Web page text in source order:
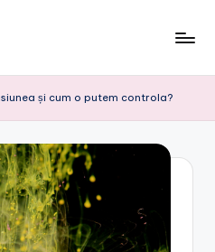
și cum o putem controla?